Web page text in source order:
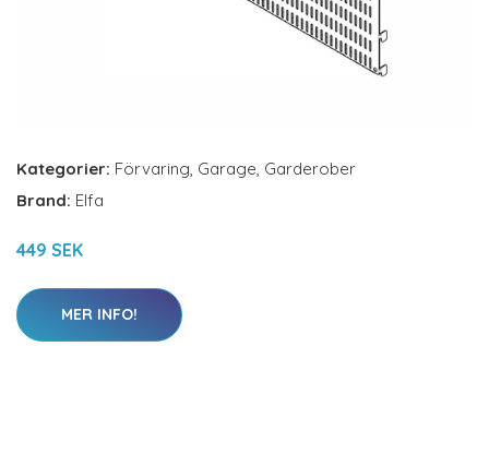
Kategorier: Förvaring, Garage, Garderober
Brand: Elfa
449 SEK
MER INFO!